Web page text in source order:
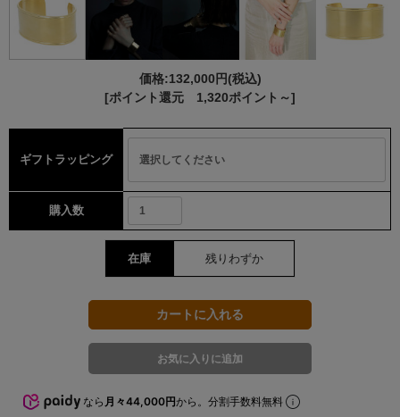
価格:132,000円(税込)
[ポイント還元 1,320ポイント～]
ギフトラッピング
購入数
在庫 残りわずか
なら 月々44,000円から。分割手数料無料